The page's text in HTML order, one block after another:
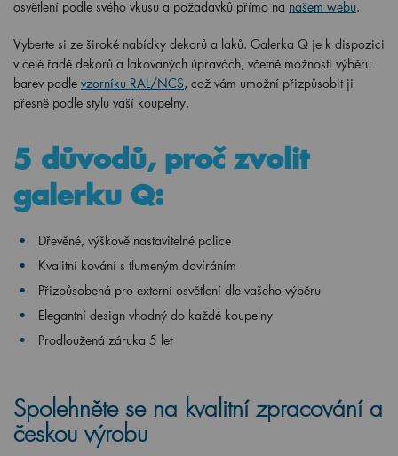
osvětlení podle svého vkusu a požadavků přímo na našem webu.
Vyberte si ze široké nabídky dekorů a laků. Galerka Q je k dispozici
v celé řadě dekorů a lakovaných úpravách, včetně možnosti výběru
barev podle vzorníku RAL/NCS, což vám umožní přizpůsobit ji
přesně podle stylu vaší koupelny.
5 důvodů, proč zvolit
galerku Q:
Dřevěné, výškově nastavitelné police
Kvalitní kování s tlumeným dovíráním
Přizpůsobená pro externí osvětlení dle vašeho výběru
Elegantní design vhodný do každé koupelny
Prodloužená záruka 5 let
Spolehněte se na kvalitní zpracování a
českou výrobu